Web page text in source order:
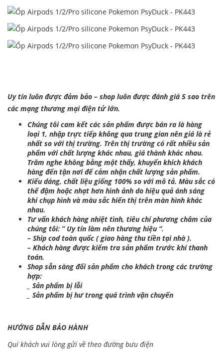
Uy tín luôn được đảm bảo – shop luôn được đánh giá 5 sao trên
các mạng thương mại điện tử lớn.
Chúng tôi cam kết các sản phẩm được bán ra là hàng
loại 1, nhập trực tiếp không qua trung gian nên giá là rẻ
nhất so với thị trường. Trên thị trường có rất nhiều sản
phẩm với chất lượng khác nhau, giá thành khác nhau.
Trăm nghe không bằng một thấy, khuyến khích khách
hàng đến tận nơi để cảm nhận chất lượng sản phẩm.
Kiểu dáng, chất liệu giống 100% so với mô tả. Màu sắc có
thể đậm hoặc nhạt hơn hình ảnh do hiệu quả ánh sáng
khi chụp hình và màu sắc hiển thị trên màn hình khác
nhau.
Tư vấn khách hàng nhiệt tình, tiêu chí phương châm của
chúng tôi: ” Uy tín làm nên thương hiệu “.
– Ship cod toàn quốc ( giao hàng thu tiền tại nhà ).
– Khách hàng được kiểm tra sản phẩm trước khi thanh
toán.
Shop sẵn sàng đổi sản phẩm cho khách trong các trường
hợp:
_ Sản phẩm bị lỗi
_ Sản phẩm bị hư trong quá trình vận chuyển
HƯỚNG DẪN BẢO HÀNH
Quí khách vui lòng gửi về theo đường bưu điện